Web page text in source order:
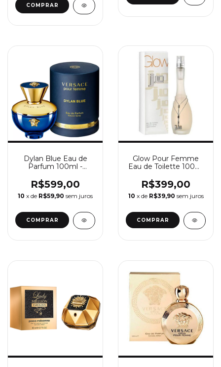
COMPRAR
Dylan Blue Eau de
Parfum 100ml -
Versace
R$599,00
10 x de R$59,90 sem juros
COMPRAR
Glow Pour Femme
Eau de Toilette 100ml
Jennifer Lopez
R$399,00
10 x de R$39,90 sem juros
COMPRAR